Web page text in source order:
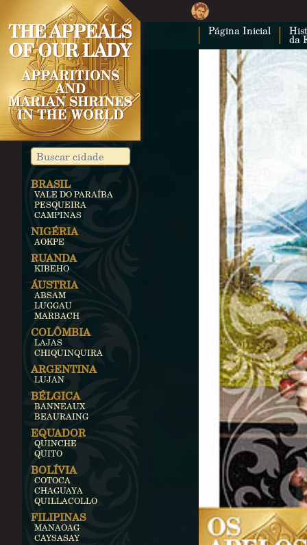
Página Inicial
da
BRASIL
VALE DO PARAÍBA
PESQUEIRA
CAMPINAS
NIGÉRIA
AOKPE
RUANDA
KIBEHO
ÁUSTRIA
ABSAM
LUGGAU
MARBACH
COLÔMBIA
LAJAS
CHIQUINQUIRA
ARGENTINA
LUJAN
BÉLGICA
BANNEAUX
BEAURAING
EQUADOR
QUINCHE
QUITO
BOLÍVIA
COTOCA
CHAGUAYA
QUILLACOLLO
FILIPINAS
MANAOAG
CAYSASAY